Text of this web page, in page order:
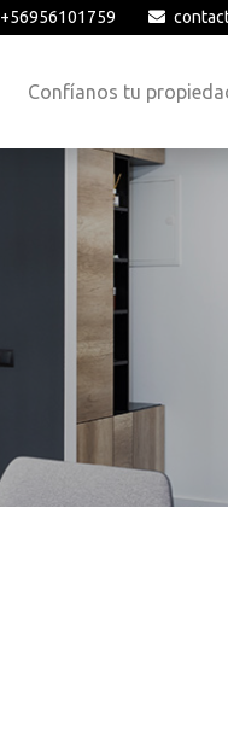
+56956101759
Confíanos tu